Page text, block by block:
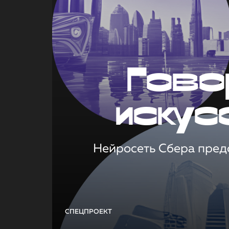
СПЕЦПРОЕКТ
Нейросеть Сбера